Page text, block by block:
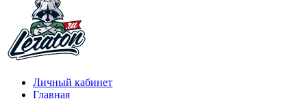
Личный кабинет
Главная